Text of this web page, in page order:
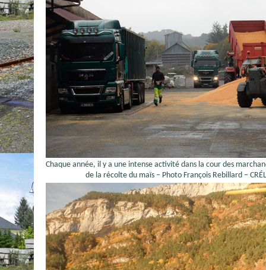
Chaque année, il y a une intense activité dans la cour des
de la récolte du maïs – Photo François Rebillard –